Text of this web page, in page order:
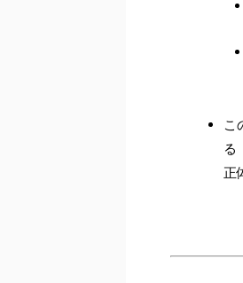
こ
る
正